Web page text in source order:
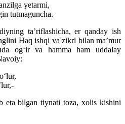
yetarmi,
tutmaguncha.
taʼriflashicha, er qanday ish
Haq ishqi va zikri bilan maʼmur
ogʻir va hamma ham uddalay
eta bilgan tiynati toza, xolis kishini